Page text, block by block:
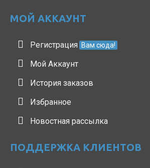
МОЙ АККАУНТ
Регистрация Вам сюда!
Мой Аккаунт
История заказов
Избранное
Новостная рассылка
ПОДДЕРЖКА КЛИЕНТОВ